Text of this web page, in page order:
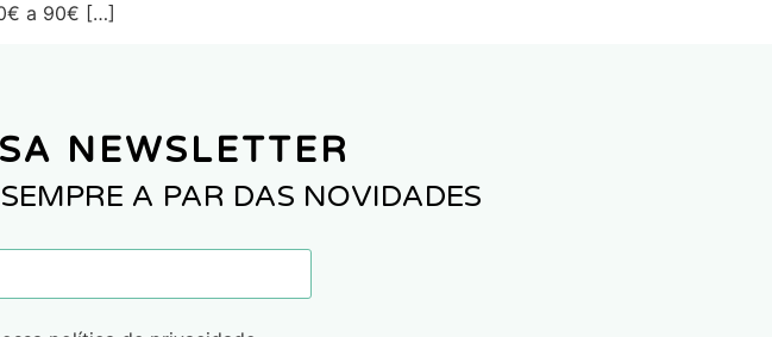
a 90€ […]
NEWSLETTER
A PAR DAS NOVIDADES